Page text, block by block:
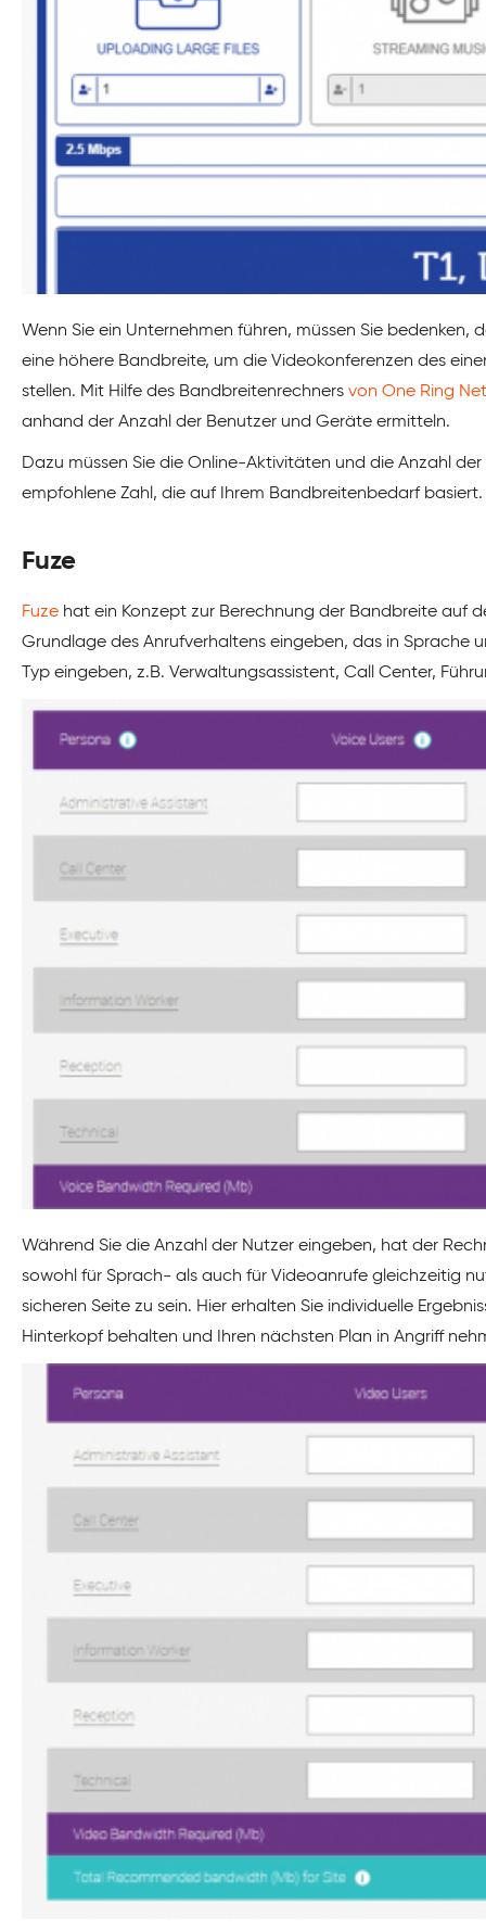
Wenn Sie ein Unternehmen führen, müssen Sie
eine höhere Bandbreite, um die Videokonferenzen des
stellen. Mit Hilfe des Bandbreitenrechners von One Ring
anhand der Anzahl der Benutzer und Geräte ermitteln.
Dazu müssen Sie die Online-Aktivitäten und die Anzahl
empfohlene Zahl, die auf Ihrem Bandbreitenbedarf basiert.
Fuze
Fuze hat ein Konzept zur Berechnung der Bandbreite auf
Grundlage des Anrufverhaltens eingeben, das in Sprache
Typ eingeben, z.B. Verwaltungsassistent, Call Center,
Während Sie die Anzahl der Nutzer eingeben, hat der
sowohl für Sprach- als auch für Videoanrufe gleichzeitig
sicheren Seite zu sein. Hier erhalten Sie individuelle
Hinterkopf behalten und Ihren nächsten Plan in Angriff